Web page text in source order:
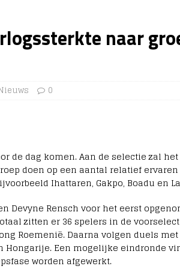
naar
0
de dag komen. Aan de selectie zal
doen op een aantal relatief ervaren
Ihattaren, Gakpo, Boadu en
Devyne Rensch voor het eerst
zitten er 36 spelers in de
Roemenië. Daarna volgen duels
Een mogelijke eindronde
worden afgewerkt.